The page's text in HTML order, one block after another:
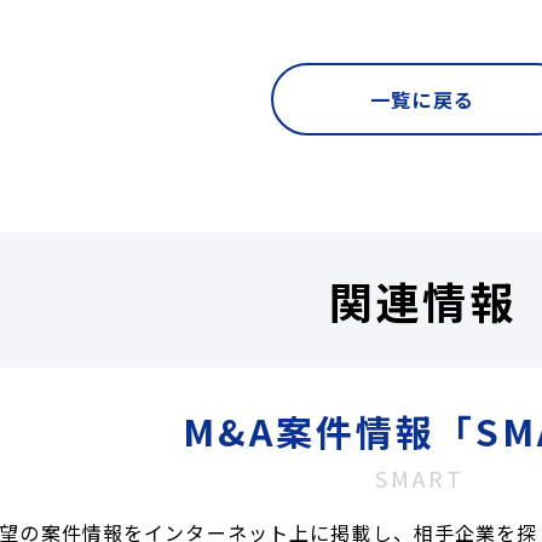
一覧に戻る
関連情報
M&A案件情報「
SMART
の案件情報をインターネット上に掲載し、相手企業を探